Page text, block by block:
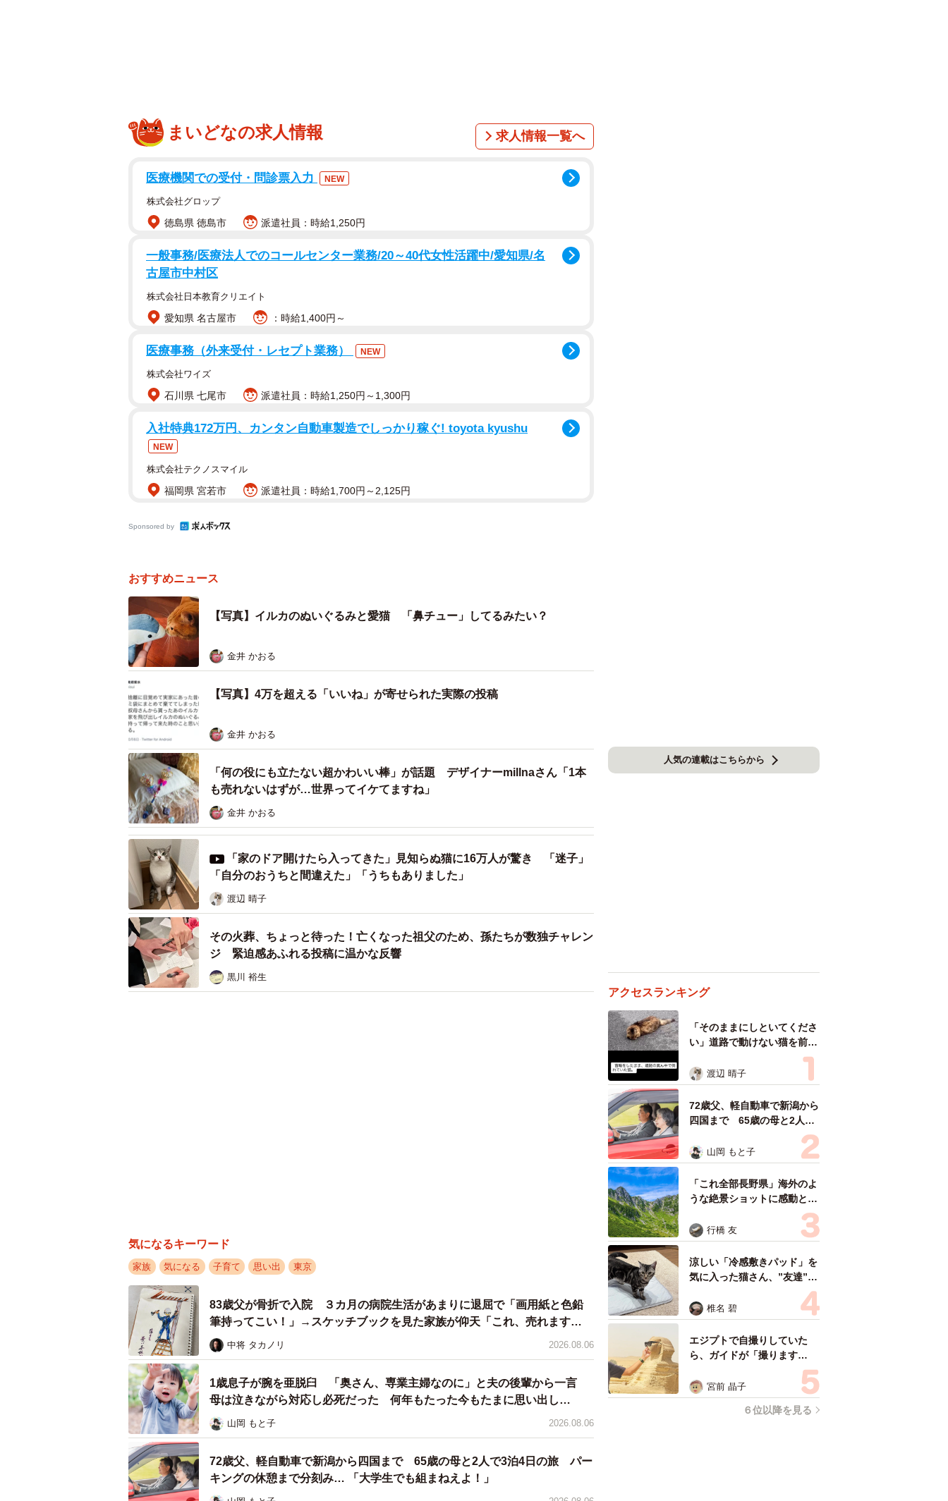
まいどなの求人情報 求人情報一覧へ
医療機関での受付・問診票入力 NEW
株式会社グロップ
徳島県 徳島市 派遣社員：時給1,250円
一般事務/医療法人でのコールセンター業務/20～40代女性活躍中/愛知県/名
古屋市中村区
株式会社日本教育クリエイト
愛知県 名古屋市 ：時給1,400円～
医療事務（外来受付・レセプト業務） NEW
株式会社ワイズ
石川県 七尾市 派遣社員：時給1,250円～1,300円
入社特典172万円、カンタン自動車製造でしっかり稼ぐ! toyota kyushu
NEW
株式会社テクノスマイル
福岡県 宮若市 派遣社員：時給1,700円～2,125円
Sponsored by
おすすめニュース
【写真】イルカのぬいぐるみと愛猫 「鼻チュー」してるみたい？
金井 かおる
【写真】4万を超える「いいね」が寄せられた実際の投稿
金井 かおる
「何の役にも立たない超かわいい棒」が話題 デザイナーmillnaさん「1本
も売れないはずが…世界ってイケてますね」
金井 かおる
「家のドア開けたら入ってきた」見知らぬ猫に16万人が驚き 「迷子」
「自分のおうちと間違えた」「うちもありました」
渡辺 晴子
その火葬、ちょっと待った！亡くなった祖父のため、孫たちが数独チャレン
ジ 緊迫感あふれる投稿に温かな反響
黒川 裕生
気になるキーワード
家族 気になる 子育て 思い出 東京
83歳父が骨折で入院 ３カ月の病院生活があまりに退屈で「画用紙と色鉛
筆持ってこい！」→スケッチブックを見た家族が仰天「これ、売れます
よ…」
中将 タカノリ 2026.08.06
1歳息子が腕を亜脱臼 「奥さん、専業主婦なのに」と夫の後輩から一言
母は泣きながら対応し必死だった 何年もたった今もたまに思い出し…
山岡 もと子 2026.08.06
72歳父、軽自動車で新潟から四国まで 65歳の母と2人で3泊4日の旅 パー
キングの休憩まで分刻み… 「大学生でも組まねえよ！」
人気の連載はこちらから
アクセスランキング
「そのままにしといてくださ
い」道路で動けない猫を前に
返された一言… 懸命に生き
ようとした4日間 「命の重
さはみんな同じ」保護団体代
表の訴え
渡辺 晴子
72歳父、軽自動車で新潟から
四国まで 65歳の母と2人で
3泊4日の旅 パーキングの休
憩まで分刻み… 「大学生で
も組まねえよ！」
山岡 もと子
「これ全部長野県」海外のよ
うな絶景ショットに感動と反
響「離れてからいいところだ
ったんだって気づいた」
行橋 友
涼しい「冷感敷きパッド」を
気に入った猫さん、”友達”を
ヨイショヨイショとご招待、
毛づくろいでおもてなし
椎名 碧
エジプトで自撮りしていた
ら、ガイドが「撮ります
よ！」→ノリノリでポーズを
取っていたら……スマホを返
してもらえない 「日本人は
カモ代表かも」「私は6時間
宮前 晶子
６位以降を見る